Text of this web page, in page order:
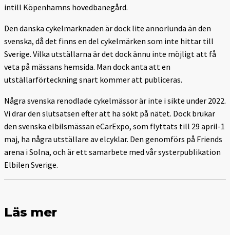
intill Köpenhamns hovedbanegård.
Den danska cykelmarknaden är dock lite annorlunda än den
svenska, då det finns en del cykelmärken som inte hittar till
Sverige. Vilka utställarna är det dock ännu inte möjligt att få
veta på mässans hemsida. Man dock anta att en
utställarförteckning snart kommer att publiceras.
Några svenska renodlade cykelmässor är inte i sikte under 2022.
Vi drar den slutsatsen efter att ha sökt på nätet. Dock brukar
den svenska elbilsmässan eCarExpo, som flyttats till 29 april-1
maj, ha några utställare av elcyklar. Den genomförs på Friends
arena i Solna, och är ett samarbete med vår systerpublikation
Elbilen Sverige.
Läs mer